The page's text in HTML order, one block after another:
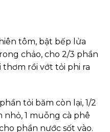
tôm, bật bếp lửa
chảo, cho 2/3 phần
thơm rồi vớt tỏi phi ra
tỏi băm còn lại, 1/2
1 muỗng cà phê
phần nước sốt vào.